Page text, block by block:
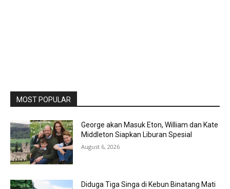
MOST POPULAR
George akan Masuk Eton, William dan Kate
Middleton Siapkan Liburan Spesial
August 6, 2026
Diduga Tiga Singa di Kebun Binatang Mati